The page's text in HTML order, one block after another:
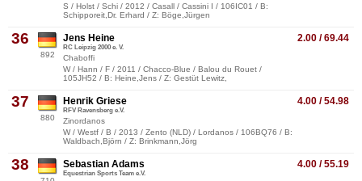
S / Holst / Schi / 2012 / Casall / Cassini I / 106IC01 / B:
Schipporeit,Dr. Erhard / Z: Böge,Jürgen
36
892
2.00 / 69.44
Jens Heine
RC Leipzig 2000 e. V.
Chaboffi
W / Hann / F / 2011 / Chacco-Blue / Balou du Rouet /
105JH52 / B: Heine,Jens / Z: Gestüt Lewitz,
37
880
4.00 / 54.98
Henrik Griese
RFV Ravensberg e.V.
Zinordanos
W / Westf / B / 2013 / Zento (NLD) / Lordanos / 106BQ76 / B:
Waldbach,Björn / Z: Brinkmann,Jörg
38 4.00 / 55.19
Sebastian Adams
Equestrian Sports Team e.V.